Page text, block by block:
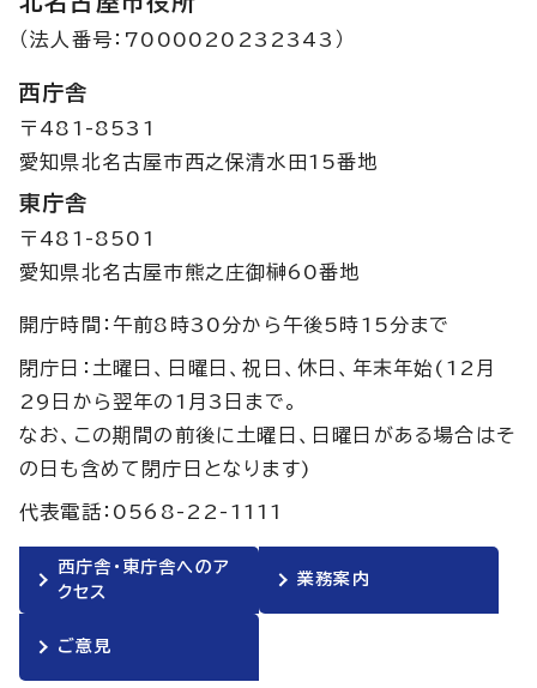
（法人番号：7000020232343）
西庁舎
〒481-8531
愛知県北名古屋市西之保清水田15番地
東庁舎
〒481-8501
愛知県北名古屋市熊之庄御榊60番地
開庁時間：午前8時30分から午後5時15分まで
閉庁日：土曜日、日曜日、祝日、休日、年末年始(12月
29日から翌年の1月3日まで。
なお、この期間の前後に土曜日、日曜日がある場合はそ
の日も含めて閉庁日となります)
代表電話：0568-22-1111
西庁舎・東庁舎へのア
クセス
業務案内
ご意見